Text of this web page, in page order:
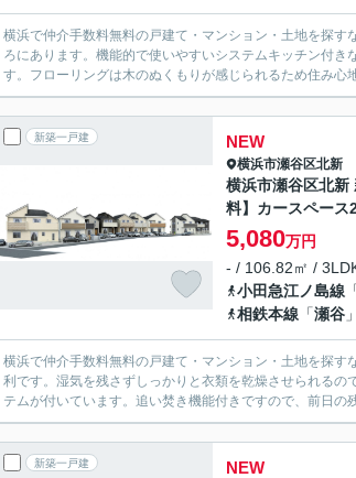
横浜で仲介手数料無料の戸建て・マンション・土地を探
ろにあります。機能的で使いやすいシステムキッチン付
す。フローリングは木のぬくもりが感じられるため住み
新築一戸建 NEW
横浜市瀬谷区北新
横浜市瀬谷区北新
料】カースペース
5,080万円
- / 106.82㎡ /
小田急江ノ島線
相鉄本線 「瀬谷
横浜で仲介手数料無料の戸建て・マンション・土地を探
利です。湿気を残さずしっかりと衣類を乾燥させられる
テムが付いています。追い焚き機能付きですので、前日
新築一戸建 NEW